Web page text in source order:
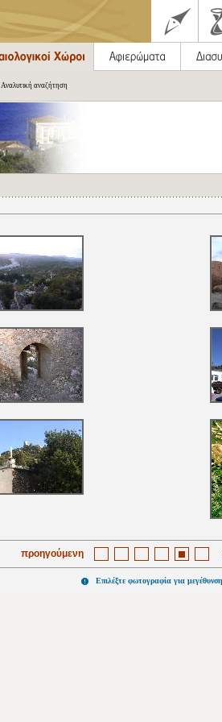
| Αναλυτική αναζήτηση
προηγούμενη
Επιλέξτε φωτογραφία για μεγέθυνση